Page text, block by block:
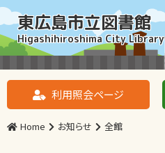
東広島市立図書館
Higashihiroshima City Library
利用照会ページ
Home お知らせ 全館